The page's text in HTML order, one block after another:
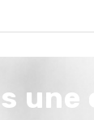
une